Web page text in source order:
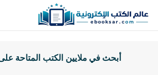
أبحث في ملايين الكتب المتاحة